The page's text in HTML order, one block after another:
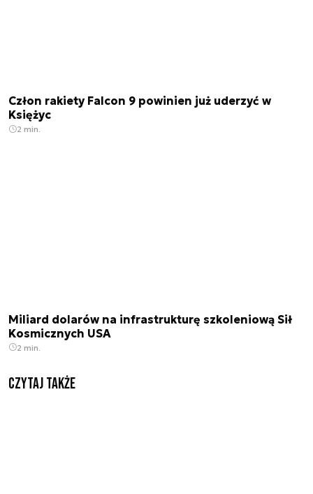
Człon rakiety Falcon 9 powinien już uderzyć w
Księżyc
2 min.
Miliard dolarów na infrastrukturę szkoleniową Sił
Kosmicznych USA
2 min.
Czytaj także